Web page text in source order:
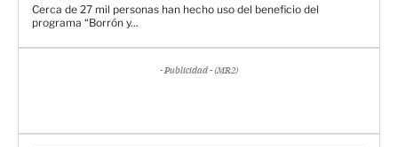
Cerca de 27 mil personas han hecho uso del beneficio del
programa “Borrón y...
- Publicidad - (MR2)